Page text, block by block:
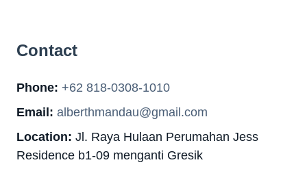
Contact
Phone: +62 818-0308-1010
Email: alberthmandau@gmail.com
Location: Jl. Raya Hulaan Perumahan Jess
Residence b1-09 menganti Gresik